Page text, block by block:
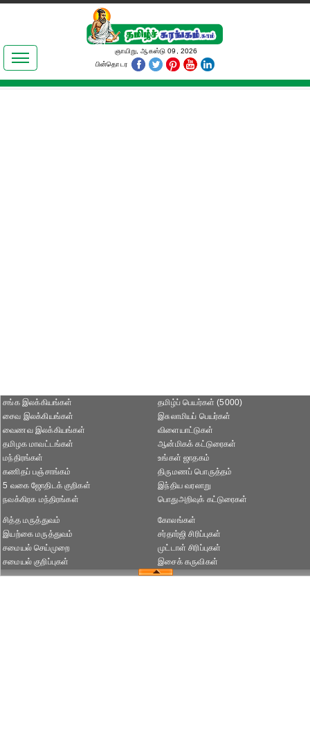
இலக்கியங்கள்
தமிழ் உலகம்
ஞாயிறு, ஆகஸ்டு 09, 2026
பின்தொடர
சங்க இலக்கியங்கள்
சைவ இலக்கியங்கள்
வைணவ இலக்கியங்கள்
தமிழக மாவட்டங்கள்
தமிழ்ப் பெயர்கள் (5000)
இசுலாமியப் பெயர்கள்
விளையாட்டுகள்
ஆன்மிகக் கட்டுரைகள்
மந்திரங்கள்
கணிதப் பஞ்சாங்கம்
5 வகை ஜோதிடக் குறிகள்
நவக்கிரக மந்திரங்கள்
உங்கள் ஜாதகம்
திருமணப் பொருத்தம்
இந்திய வரலாறு
பொதுஅறிவுக் கட்டுரைகள்
சித்த மருத்துவம்
இயற்கை மருத்துவம்
சமையல் செய்முறை
சமையல் குறிப்புகள்
கோலங்கள்
சர்தார்ஜி சிரிப்புகள்
முட்டாள் சிரிப்புகள்
இசைக் கருவிகள்